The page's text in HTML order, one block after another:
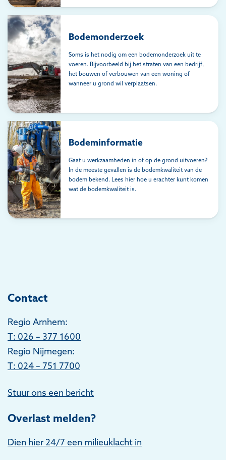
Bodemonderzoek
Soms is het nodig om een bodemonderzoek uit te
voeren. Bijvoorbeeld bij het straten van een bedrijf,
het bouwen of verbouwen van een woning of
wanneer u grond wil verplaatsen.
Bodeminformatie
Gaat u werkzaamheden in of op de grond uitvoeren?
In de meeste gevallen is de bodemkwaliteit van de
bodem bekend. Lees hier hoe u erachter kunt komen
wat de bodemkwaliteit is.
Contact
Regio Arnhem:
T: 026 – 377 1600
Regio Nijmegen:
T: 024 – 751 7700
Stuur ons een bericht
Overlast melden?
Dien hier 24/7 een milieuklacht in